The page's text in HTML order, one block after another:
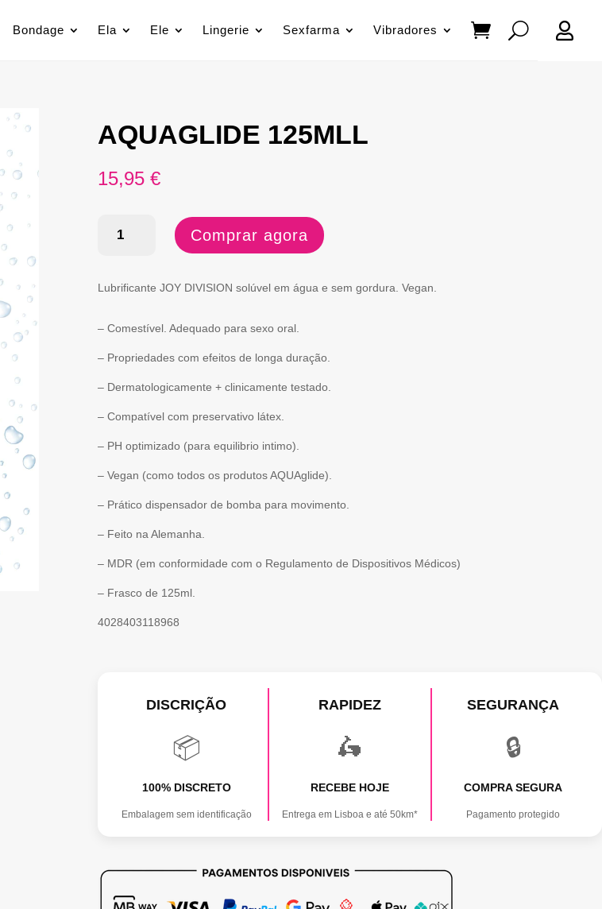
Bondage Ela Ele Lingerie Sexfarma Vibradores 
AQUAGLIDE 125MLL
15,95 €
Comprar agora
Lubrificante JOY DIVISION solúvel em água e sem gordura. Vegan.
– Comestível. Adequado para sexo oral.
– Propriedades com efeitos de longa duração.
– Dermatologicamente + clinicamente testado.
– Compatível com preservativo látex.
– PH optimizado (para equilibrio intimo).
– Vegan (como todos os produtos AQUAglide).
– Prático dispensador de bomba para movimento.
– Feito na Alemanha.
– MDR (em conformidade com o Regulamento de Dispositivos Médicos)
– Frasco de 125ml.
4028403118968
DISCRIÇÃO
📦
100% DISCRETO
Embalagem sem identificação
RAPIDEZ
🛵
RECEBE HOJE
Entrega em Lisboa e até 50km*
SEGURANÇA
🔒
COMPRA SEGURA
Pagamento protegido